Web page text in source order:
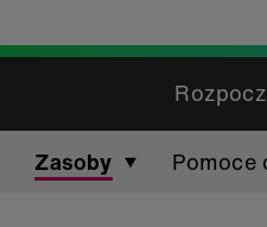
Zasoby Pomoce